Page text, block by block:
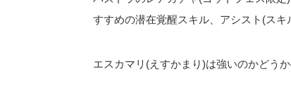
すすめの潜在覚醒スキル、アシスト(スキ
エスカマリ(えすかまり)は強いのかどうか